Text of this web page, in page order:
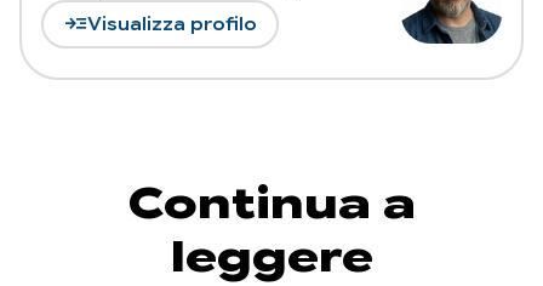
read_moreVisualizza profilo
Continua a
leggere